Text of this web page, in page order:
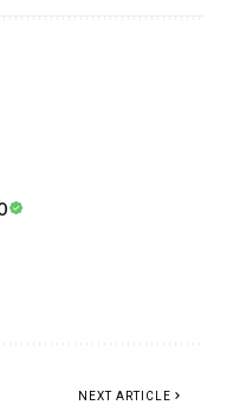
NEXT ARTICLE